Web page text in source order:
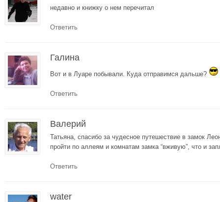
недавно и книжку о нем перечитал
Ответить
Галина
Вот и в Луаре побывали. Куда отправимся дальше?
Ответить
Валерий
Татьяна, спасибо за чудесное путешествие в замок
пройти по аллеям и комнатам замка “вживую”, что и
Ответить
water